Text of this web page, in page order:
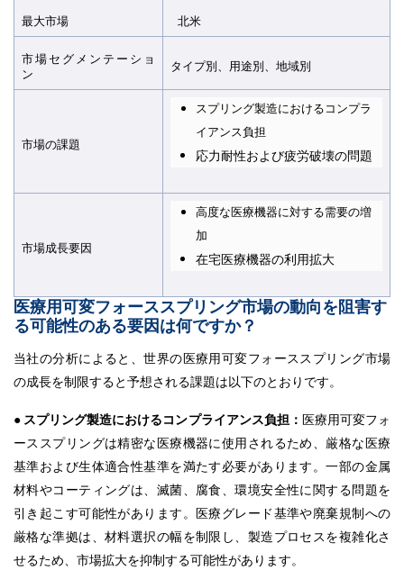
最大市場 北米
市場セグメンテーショ
ン
タイプ別、用途別、地域別
市場の課題
スプリング製造におけるコンプラ
イアンス負担
応力耐性および疲労破壊の問題
市場成長要因​​​​​​​
高度な医療機器に対する需要の増
加
在宅医療機器の利用拡大
医療用可変フォーススプリング市場の動向を阻害す
る可能性のある要因は何ですか？
当社の分析によると、世界の医療用可変フォーススプリング市場
の成長を制限すると予想される課題は以下のとおりです。
● スプリング製造におけるコンプライアンス負担： 医療用可変フォ
ーススプリングは精密な医療機器に使用されるため、厳格な医療
基準および生体適合性基準を満たす必要があります。一部の金属
材料やコーティングは、滅菌、腐食、環境安全性に関する問題を
引き起こす可能性があります。医療グレード基準や廃棄規制への
厳格な準拠は、材料選択の幅を制限し、製造プロセスを複雑化さ
せるため、市場拡大を抑制する可能性があります。